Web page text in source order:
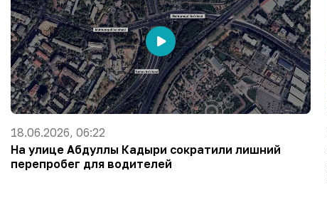
18.06.2026, 06:22
На улице Абдуллы Кадыри сократили лишний
перепробег для водителей